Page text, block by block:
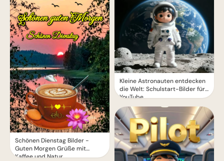
Schönen Dienstag Bilder -
Guten Morgen Grüße mit
Kaffee und Natur
Kleine Astronauten entdecken
die Welt: Schulstart-Bilder für
YouTube